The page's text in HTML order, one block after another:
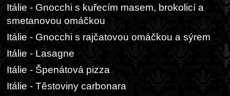
Itálie - Gnocchi s kuřecím masem, brokolicí a
smetanovou omáčkou
Itálie - Gnocchi s rajčatovou omáčkou a sýrem
Itálie - Lasagne
Itálie - Špenátová pizza
Itálie - Těstoviny carbonara